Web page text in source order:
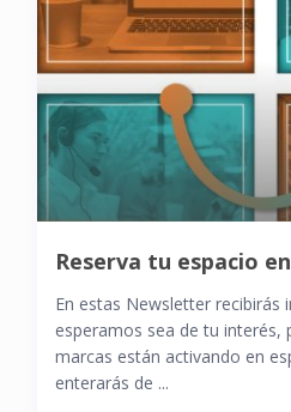
Reserva tu espacio
En estas Newsletter recibirás
esperamos sea de tu interés,
marcas están activando en
enterarás de ...